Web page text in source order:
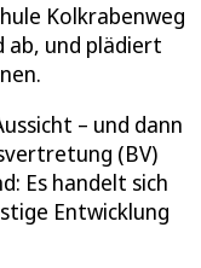
Kolkrabenweg
ab, und plädiert
– und dann
(BV)
Es handelt sich
Entwicklung